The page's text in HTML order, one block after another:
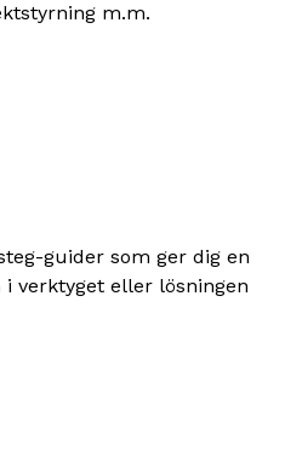
m.m.
guider som ger dig en
i verktyget eller lösningen